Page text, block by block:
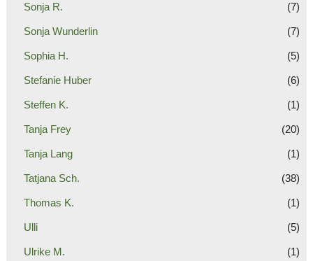
Sonja R. (7)
Sonja Wunderlin (7)
Sophia H. (5)
Stefanie Huber (6)
Steffen K. (1)
Tanja Frey (20)
Tanja Lang (1)
Tatjana Sch. (38)
Thomas K. (1)
Ulli (5)
Ulrike M. (1)